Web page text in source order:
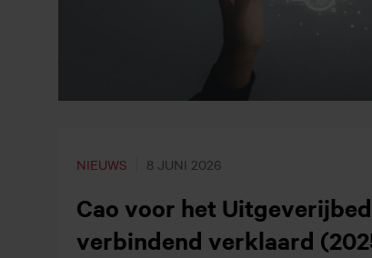
Cao voor het
verbindend verklaard
NIEUWS 8 JUNI 2026